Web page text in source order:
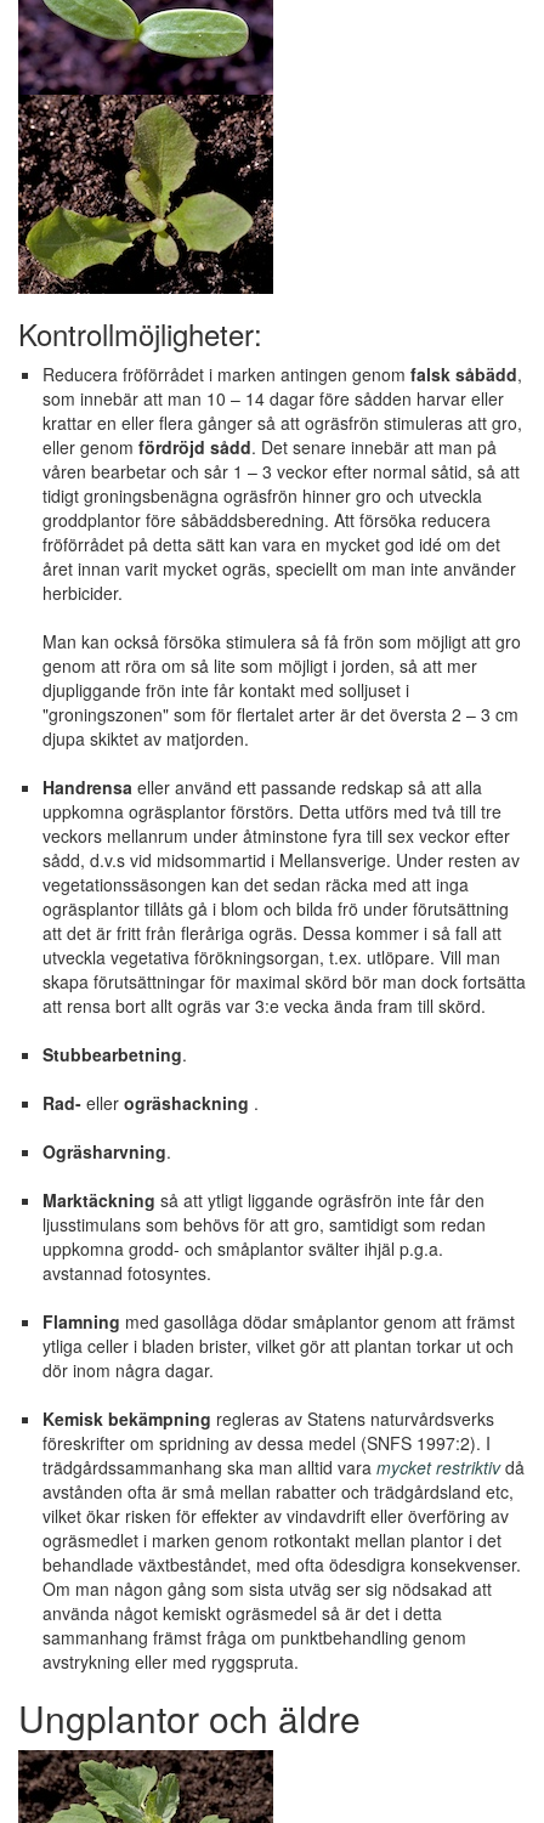
Kontrollmöjligheter:
Reducera fröförrådet i marken antingen genom falsk såbädd,
som innebär att man 10 – 14 dagar före sådden harvar eller
krattar en eller flera gånger så att ogräsfrön stimuleras att gro,
eller genom fördröjd sådd. Det senare innebär att man på
våren bearbetar och sår 1 – 3 veckor efter normal såtid, så att
tidigt groningsbenägna ogräsfrön hinner gro och utveckla
groddplantor före såbäddsberedning. Att försöka reducera
fröförrådet på detta sätt kan vara en mycket god idé om det
året innan varit mycket ogräs, speciellt om man inte använder
herbicider.
Man kan också försöka stimulera så få frön som möjligt att gro
genom att röra om så lite som möjligt i jorden, så att mer
djupliggande frön inte får kontakt med solljuset i
"groningszonen" som för flertalet arter är det översta 2 – 3 cm
djupa skiktet av matjorden.
Handrensa eller använd ett passande redskap så att alla
uppkomna ogräsplantor förstörs. Detta utförs med två till tre
veckors mellanrum under åtminstone fyra till sex veckor efter
sådd, d.v.s vid midsommartid i Mellansverige. Under resten av
vegetationssäsongen kan det sedan räcka med att inga
ogräsplantor tillåts gå i blom och bilda frö under förutsättning
att det är fritt från fleråriga ogräs. Dessa kommer i så fall att
utveckla vegetativa förökningsorgan, t.ex. utlöpare. Vill man
skapa förutsättningar för maximal skörd bör man dock fortsätta
att rensa bort allt ogräs var 3:e vecka ända fram till skörd.
Stubbearbetning.
Rad- eller ogräshackning .
Ogräsharvning.
Marktäckning så att ytligt liggande ogräsfrön inte får den
ljusstimulans som behövs för att gro, samtidigt som redan
uppkomna grodd- och småplantor svälter ihjäl p.g.a.
avstannad fotosyntes.
Flamning med gasollåga dödar småplantor genom att främst
ytliga celler i bladen brister, vilket gör att plantan torkar ut och
dör inom några dagar.
Kemisk bekämpning regleras av Statens naturvårdsverks
föreskrifter om spridning av dessa medel (SNFS 1997:2). I
trädgårdssammanhang ska man alltid vara mycket restriktivdå
avstånden ofta är små mellan rabatter och trädgårdsland etc,
vilket ökar risken för effekter av vindavdrift eller överföring av
ogräsmedlet i marken genom rotkontakt mellan plantor i det
behandlade växtbeståndet, med ofta ödesdigra konsekvenser.
Om man någon gång som sista utväg ser sig nödsakad att
använda något kemiskt ogräsmedel så är det i detta
sammanhang främst fråga om punktbehandling genom
avstrykning eller med ryggspruta.
Ungplantor och äldre